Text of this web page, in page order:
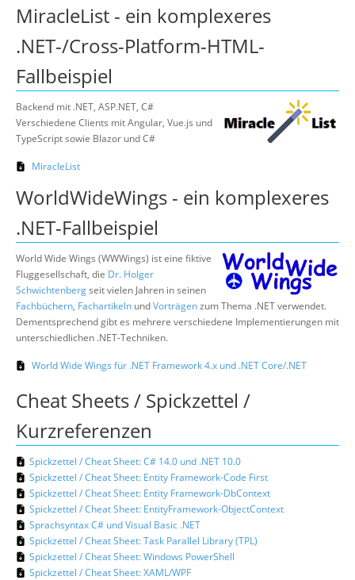
Wissen
Über uns
Suche
MiracleList - ein komplexeres
.NET-/Cross-Platform-HTML-
Fallbeispiel
Backend mit .NET, ASP.NET, C#
Verschiedene Clients mit Angular, Vue.js und
TypeScript sowie Blazor und C#
MiracleList
WorldWideWings - ein komplexeres
.NET-Fallbeispiel
World Wide Wings (WWWings) ist eine fiktive
Fluggesellschaft, die Dr. Holger
Schwichtenbergseit vielen Jahren in seinen
Fachbüchern, Fachartikeln undVorträgenzum Thema .NET verwendet.
Dementsprechend gibt es mehrere verschiedene Implementierungen mit
unterschiedlichen .NET-Techniken.
World Wide Wings für .NET Framework 4.x und .NET Core/.NET
Cheat Sheets / Spickzettel /
Kurzreferenzen
Spickzettel / Cheat Sheet: C# 14.0 und .NET 10.0
Spickzettel / Cheat Sheet: Entity Framework-Code First
Spickzettel / Cheat Sheet: Entity Framework-DbContext
Spickzettel / Cheat Sheet: EntityFramework-ObjectContext
Sprachsyntax C# und Visual Basic .NET
Spickzettel / Cheat Sheet: Task Parallel Library (TPL)
Spickzettel / Cheat Sheet: Windows PowerShell
Spickzettel / Cheat Sheet: XAML/WPF